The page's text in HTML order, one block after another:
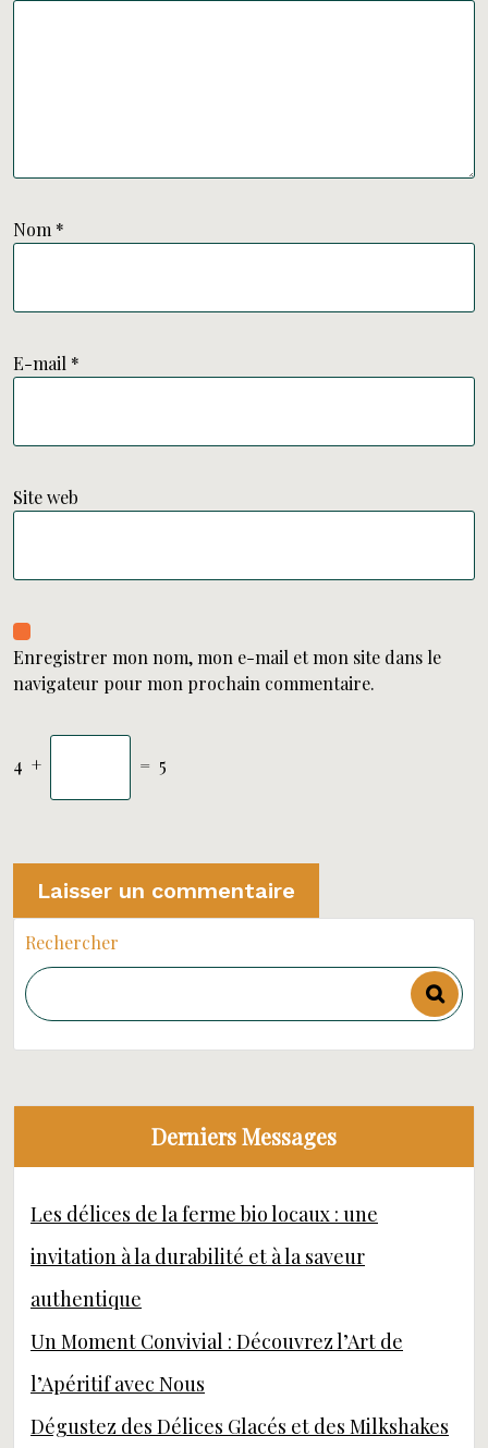
Nom *
E-mail *
Site web
Enregistrer mon nom, mon e-mail et mon site dans le
navigateur pour mon prochain commentaire.
4 + = 5
Rechercher
Derniers Messages
Les délices de la ferme bio locaux : une
invitation à la durabilité et à la saveur
authentique
Un Moment Convivial : Découvrez l’Art de
l’Apéritif avec Nous
Dégustez des Délices Glacés et des Milkshakes